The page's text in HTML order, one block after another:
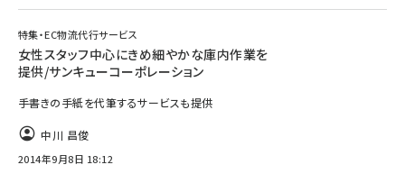
特集・EC物流代行サービス
女性スタッフ中心にきめ細やかな庫内作業を
提供/サンキューコーポレーション
手書きの手紙を代筆するサービスも提供
中川 昌俊
2014年9月8日 18:12